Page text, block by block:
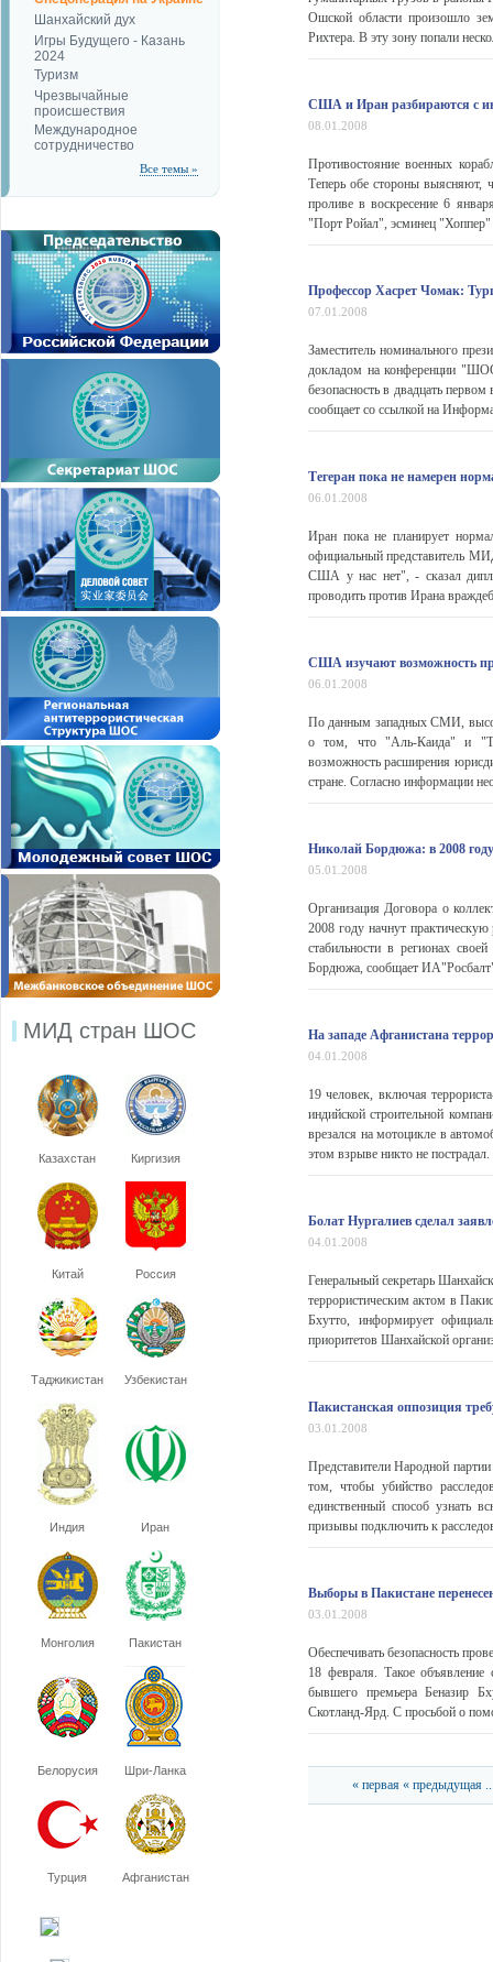
Шанхайский дух
Игры Будущего - Казань
2024
Туризм
Чрезвычайные
происшествия
Международное
сотрудничество
Все темы »
МИД стран ШОС
Казахстан Киргизия
Китай Россия
Таджикистан Узбекистан
Индия Иран
Монголия Пакистан
Белорусия Шри-Ланка
Турция Афганистан
Ошской области произошло
Рихтера. В эту зону попали
США и Иран разбираются с
08.01.2008
Противостояние военных
Теперь обе стороны выясняют,
проливе в воскресение 6
"Порт Ройал", эсминец
Профессор Хасрет Чомак:
07.01.2008
Заместитель номинального
докладом на конференции
безопасность в двадцать
сообщает со ссылкой на
Тегеран пока не намерен
06.01.2008
Иран пока не планирует
официальный представитель
США у нас нет", - сказал
проводить против Ирана
США изучают возможность
06.01.2008
По данным западных СМИ,
о том, что "Аль-Каида" и
возможность расширения
стране. Согласно информации
Николай Бордюжа: в 2008
05.01.2008
Организация Договора о
2008 году начнут
стабильности в регионах
Бордюжа, сообщает
На западе Афганистана
04.01.2008
19 человек, включая
индийской строительной
врезался на мотоцикле в
этом взрыве никто не
Болат Нургалиев сделал
04.01.2008
Генеральный секретарь
террористическим актом в
Бхутто, информирует
приоритетов Шанхайской
Пакистанская оппозиция
03.01.2008
Представители Народной
том, чтобы убийство
единственный способ узнать
призывы подключить к
Выборы в Пакистане
03.01.2008
Обеспечивать безопасность
18 февраля. Такое объявление
бывшего премьера Беназир
Скотланд-Ярд. С просьбой о
« первая « предыдущая